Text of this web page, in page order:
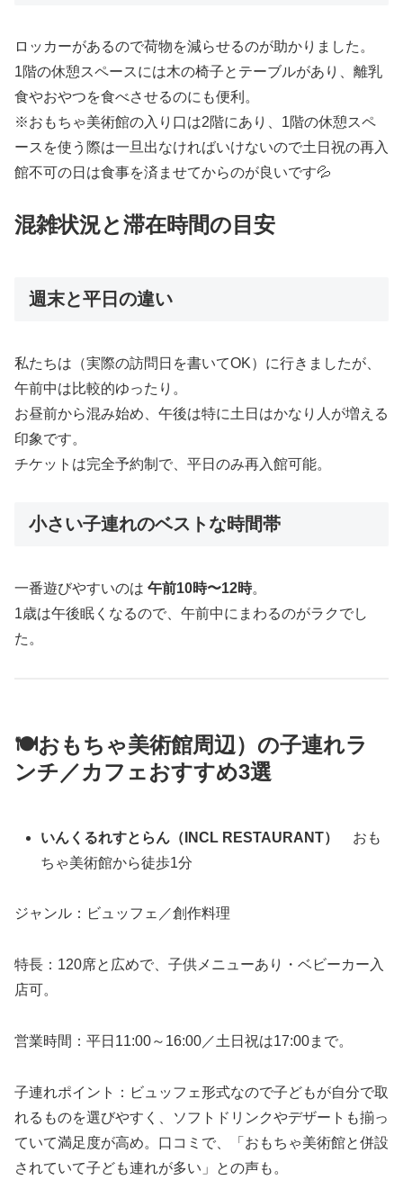
ロッカーがあるので荷物を減らせるのが助かりました。
1階の休憩スペースには木の椅子とテーブルがあり、離乳
食やおやつを食べさせるのにも便利。
※おもちゃ美術館の入り口は2階にあり、1階の休憩スペ
ースを使う際は一旦出なければいけないので土日祝の再入
館不可の日は食事を済ませてからのが良いです💦
混雑状況と滞在時間の目安
週末と平日の違い
私たちは（実際の訪問日を書いてOK）に行きましたが、
午前中は比較的ゆったり。
お昼前から混み始め、午後は特に土日はかなり人が増える
印象です。
チケットは完全予約制で、平日のみ再入館可能。
小さい子連れのベストな時間帯
一番遊びやすいのは 午前10時〜12時。
1歳は午後眠くなるので、午前中にまわるのがラクでし
た。
🍽️おもちゃ美術館周辺）の子連れラ
ンチ／カフェおすすめ3選
いんくるれすとらん（INCL RESTAURANT）
おも
ちゃ美術館から徒歩1分
ジャンル：ビュッフェ／創作料理
特長：120席と広めで、子供メニューあり・ベビーカー入
店可。
営業時間：平日11:00～16:00／土日祝は17:00まで。
子連れポイント：ビュッフェ形式なので子どもが自分で取
れるものを選びやすく、ソフトドリンクやデザートも揃っ
ていて満足度が高め。口コミで、「おもちゃ美術館と併設
されていて子ども連れが多い」との声も。